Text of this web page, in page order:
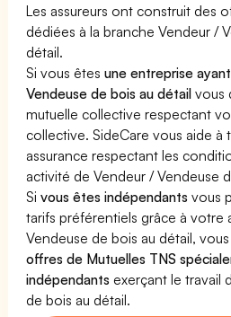
Les assureurs ont construit des
dédiées à la branche Vendeur /
détail.
Si vous êtesune entreprise
Vendeuse de bois au détail vous
mutuelle collective respectant
collective. SideCare vous aide à
assurance respectant les
activité de Vendeur / Vendeuse
Sivous êtes indépendants vous
tarifs préférentiels grâce à votre
Vendeuse de bois au détail,
offres de Mutuelles TNS
indépendants exerçant le travail
de bois au détail.